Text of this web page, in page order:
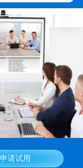
申请试用